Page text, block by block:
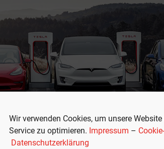
Wir verwenden Cookies, um unsere
Service zu optimieren. Impressum –
Datenschutzerklärung